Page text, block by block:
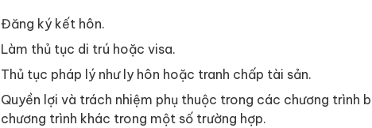
Đăng ký kết hôn.
Làm thủ tục di trú hoặc visa.
Thủ tục pháp lý như ly hôn hoặc tranh chấp tài sản.
Quyền lợi và trách nhiệm phụ thuộc trong các chương trình
chương trình khác trong một số trường hợp.